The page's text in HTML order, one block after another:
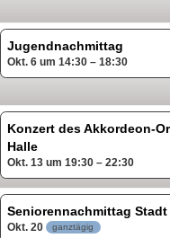
Jugendnachmittag
Okt. 6 um 14:30 – 18:30
Konzert des Akkordeon-
Halle
Okt. 13 um 19:30 – 22:30
Seniorennachmittag
Okt. 20 ganztägig